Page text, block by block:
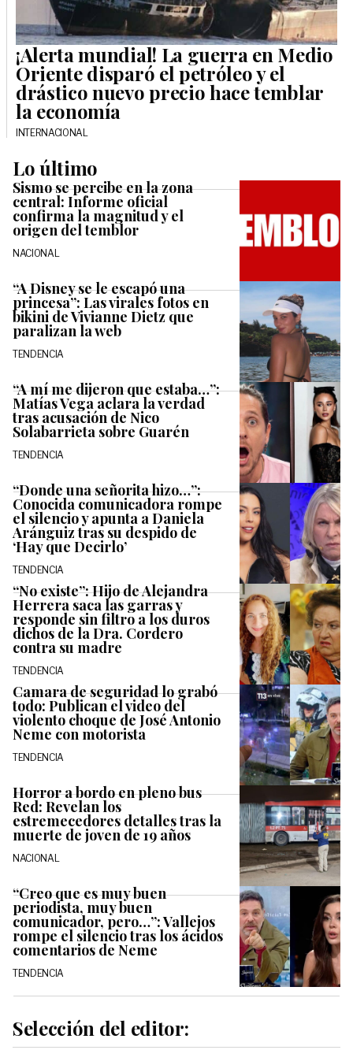
¡Alerta mundial! La guerra en Medio
Oriente disparó el petróleo y el
drástico nuevo precio hace temblar
la economía
INTERNACIONAL
Lo último
Sismo se percibe en la zona
central: Informe oficial
confirma la magnitud y el
origen del temblor
NACIONAL
“A Disney se le escapó una
princesa”: Las virales fotos en
bikini de Vivianne Dietz que
paralizan la web
TENDENCIA
“A mí me dijeron que estaba…”:
Matías Vega aclara la verdad
tras acusación de Nico
Solabarrieta sobre Guarén
TENDENCIA
“Donde una señorita hizo…”:
Conocida comunicadora rompe
el silencio y apunta a Daniela
Aránguiz tras su despido de
‘Hay que Decirlo’
TENDENCIA
“No existe”: Hijo de Alejandra
Herrera saca las garras y
responde sin filtro a los duros
dichos de la Dra. Cordero
contra su madre
TENDENCIA
Camara de seguridad lo grabó
todo: Publican el video del
violento choque de José Antonio
Neme con motorista
TENDENCIA
Horror a bordo en pleno bus
Red: Revelan los
estremecedores detalles tras la
muerte de joven de 19 años
NACIONAL
“Creo que es muy buen
periodista, muy buen
comunicador, pero…”: Vallejos
rompe el silencio tras los ácidos
comentarios de Neme
TENDENCIA
Selección del editor: